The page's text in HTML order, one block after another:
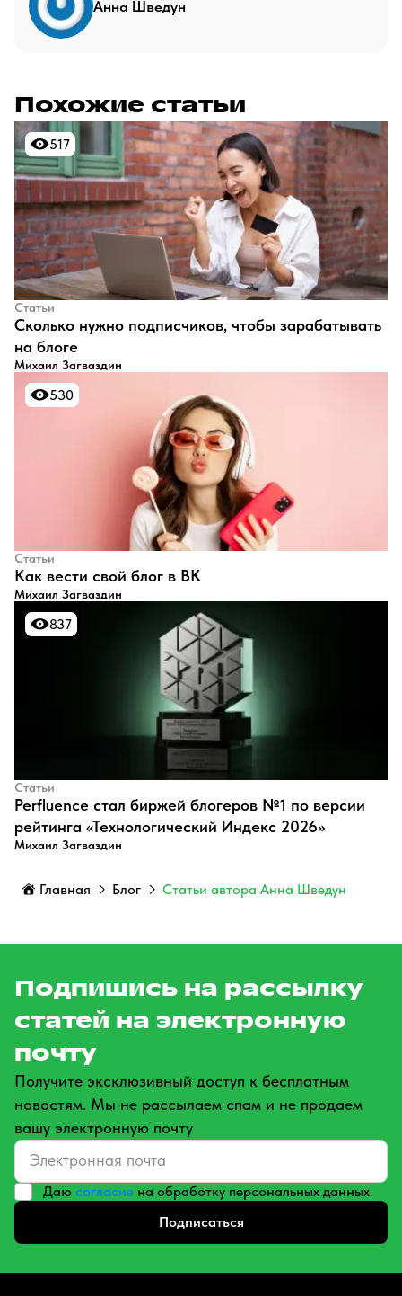
Анна Шведун
Похожие статьи
517
517
Статьи
​Сколько нужно подписчиков, чтобы зарабатывать
на блоге
Михаил Загваздин
530
530
Статьи
​Как вести свой блог в ВК
Михаил Загваздин
837
837
Статьи
Perfluence стал биржей блогеров №1 по версии
рейтинга «Технологический Индекс 2026»
Михаил Загваздин
Главная Блог Статьи автора Анна Шведун
Подпишись на рассылку
статей на электронную
почту
Получите эксклюзивный доступ к бесплатным
новостям. Мы не рассылаем спам и не продаем
вашу электронную почту
Даю согласие на обработку персональных данных
Подписаться